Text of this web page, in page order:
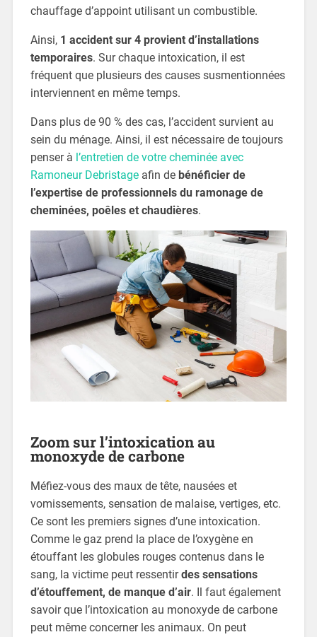
chauffage d’appoint utilisant un combustible.
Ainsi, 1 accident sur 4 provient d’installations
temporaires. Sur chaque intoxication, il est
fréquent que plusieurs des causes susmentionnées
interviennent en même temps.
Dans plus de 90 % des cas, l’accident survient au
sein du ménage. Ainsi, il est nécessaire de toujours
penser à l’entretien de votre cheminée avec
Ramoneur Debristageafin de bénéficier de
l’expertise de professionnels du ramonage de
cheminées, poêles et chaudières.
Zoom sur l’intoxication au
monoxyde de carbone
Méfiez-vous des maux de tête, nausées et
vomissements, sensation de malaise, vertiges, etc.
Ce sont les premiers signes d’une intoxication.
Comme le gaz prend la place de l’oxygène en
étouffant les globules rouges contenus dans le
sang, la victime peut ressentirdes sensations
d’étouffement, de manque d’air. Il faut également
savoir que l’intoxication au monoxyde de carbone
peut même concerner les animaux. On peut